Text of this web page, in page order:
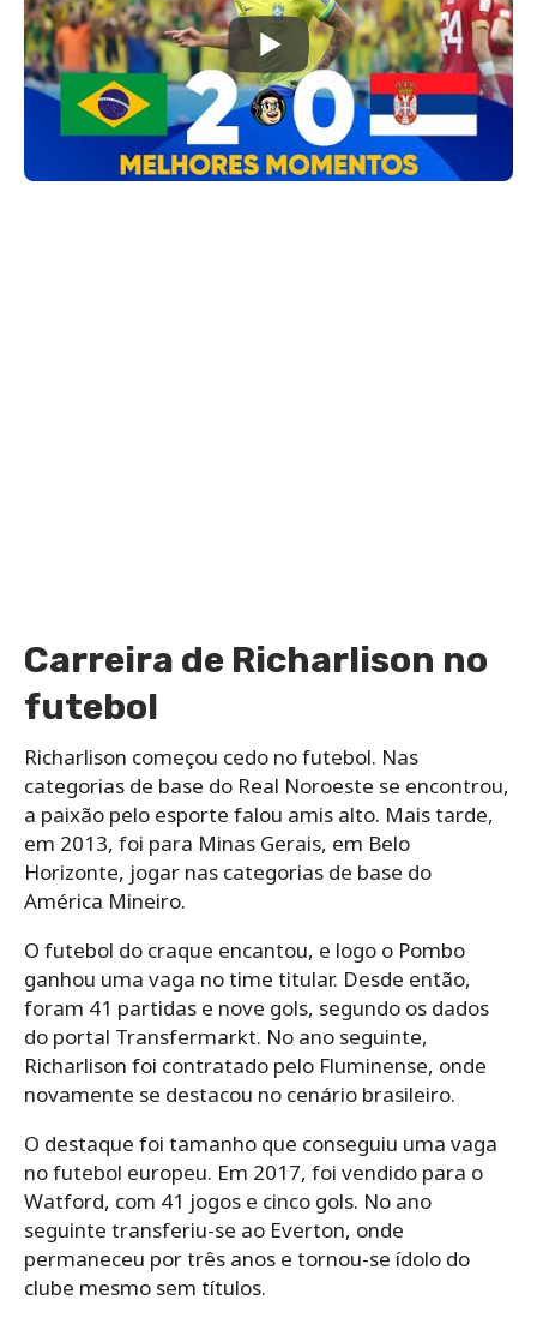
Carreira de Richarlison no
futebol
Richarlison começou cedo no futebol. Nas
categorias de base do Real Noroeste se encontrou,
a paixão pelo esporte falou amis alto. Mais tarde,
em 2013, foi para Minas Gerais, em Belo
Horizonte, jogar nas categorias de base do
América Mineiro.
O futebol do craque encantou, e logo o Pombo
ganhou uma vaga no time titular. Desde então,
foram 41 partidas e nove gols, segundo os dados
do portal Transfermarkt. No ano seguinte,
Richarlison foi contratado pelo Fluminense, onde
novamente se destacou no cenário brasileiro.
O destaque foi tamanho que conseguiu uma vaga
no futebol europeu. Em 2017, foi vendido para o
Watford, com 41 jogos e cinco gols. No ano
seguinte transferiu-se ao Everton, onde
permaneceu por três anos e tornou-se ídolo do
clube mesmo sem títulos.